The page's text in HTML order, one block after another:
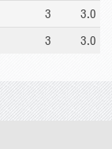
3
3.0
3 3.0